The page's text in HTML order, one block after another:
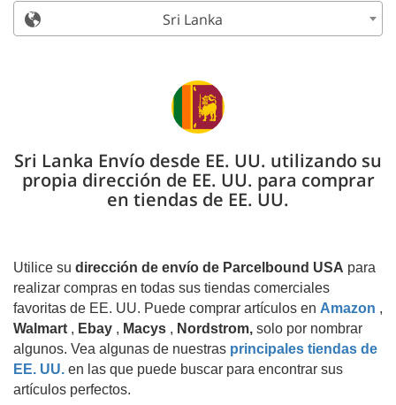
Sri Lanka
Sri Lanka Envío desde EE. UU. utilizando su
propia dirección de EE. UU. para comprar
en tiendas de EE. UU.
Utilice su dirección de envío de Parcelbound USA para
realizar compras en todas sus tiendas comerciales
favoritas de EE. UU. Puede comprar artículos en Amazon ,
Walmart , Ebay , Macys , Nordstrom, solo por nombrar
algunos. Vea algunas de nuestras principales tiendas de
EE. UU. en las que puede buscar para encontrar sus
artículos perfectos.